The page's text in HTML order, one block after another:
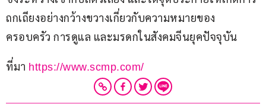
ถกเถียงอย่างกว้างขวางเกี่ยวกับความหมายของ
ครอบครัว การดูแล และมรดกในสังคมจีนยุคปัจจุบัน
ที่มา https://www.scmp.com/